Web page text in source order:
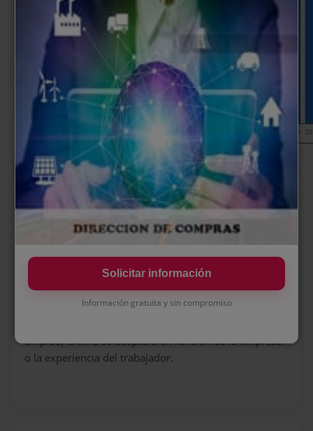
SALARIO
Perspectiva salarial — ¿cuánto
cobra Jefe de Centro de
Distribución?
Podemos hablar de salarios medios de entre20.000 y
35.000 euros brutos al añopara un perfil como el de
empleo, la cifra se adaptará en función de la empresa
o la experiencia del trabajador.
Solicitar información
Información gratuita y sin compromiso